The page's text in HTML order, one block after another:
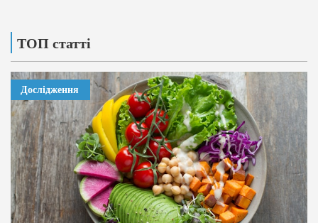
ТОП статті
Дослідження